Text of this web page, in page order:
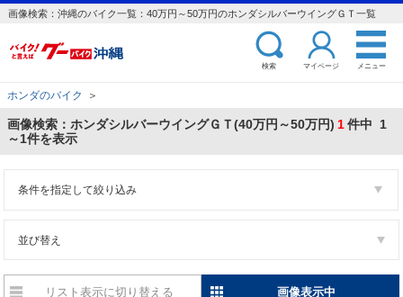
画像検索：沖縄のバイク一覧：40万円～50万円のホンダシルバーウイングＧＴ一覧
検索 マイページ メニュー
ホンダのバイク ＞
画像検索：ホンダシルバーウイングＧＴ(40万円～50万円) 1件中 1
～1件を表示
条件を指定して絞り込み
並び替え
リスト表示に切り替える 画像表示中